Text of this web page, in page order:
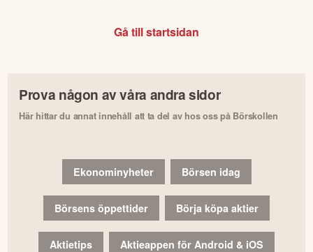
Gå till startsidan
Prova någon av våra andra sidor
Här hittar du annat innehåll att ta del av hos oss på Börskollen
Ekonominyheter Börsen idag
Börsens öppettider Börja köpa aktier
Aktietips Aktieappen för Android & iOS